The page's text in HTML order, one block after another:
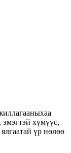
хүмүүс,
үр нөлөө